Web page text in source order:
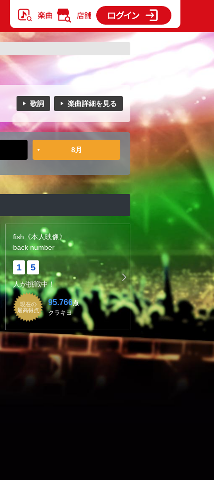
歌詞 楽曲詳細を見る
8月
fish《本人映像》
back number
1 5
人が挑戦中！
現在の
最高得点
95.766点
クラキヨ